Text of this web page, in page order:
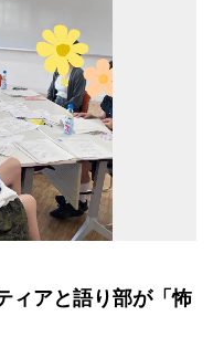
ィアと語り部が「怖